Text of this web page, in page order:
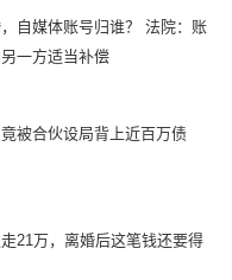
自媒体账号归谁？ 法院：账
一方适当补偿
被合伙设局背上近百万债
21万，离婚后这笔钱还要得